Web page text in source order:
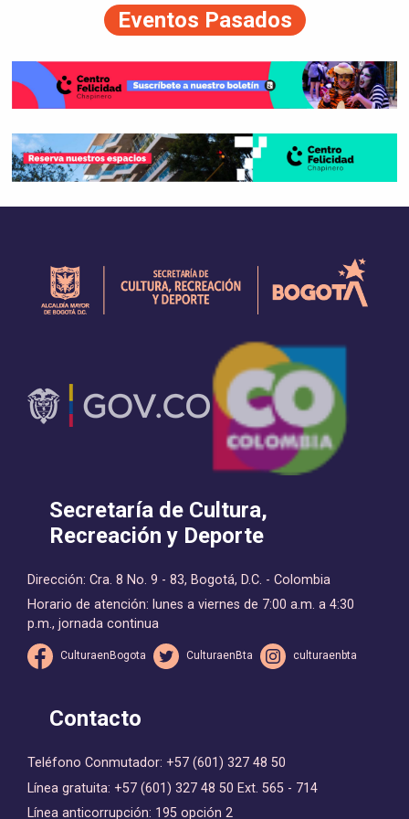
Eventos Pasados
Secretaría de Cultura,
Recreación y Deporte
Dirección: Cra. 8 No. 9 - 83, Bogotá, D.C. - Colombia
Horario de atención: lunes a viernes de 7:00 a.m. a 4:30
p.m., jornada continua
CulturaenBogota CulturaenBta culturaenbta
Contacto
Teléfono Conmutador: +57 (601) 327 48 50
Línea gratuita: +57 (601) 327 48 50 Ext. 565 - 714
Línea anticorrupción: 195 opción 2